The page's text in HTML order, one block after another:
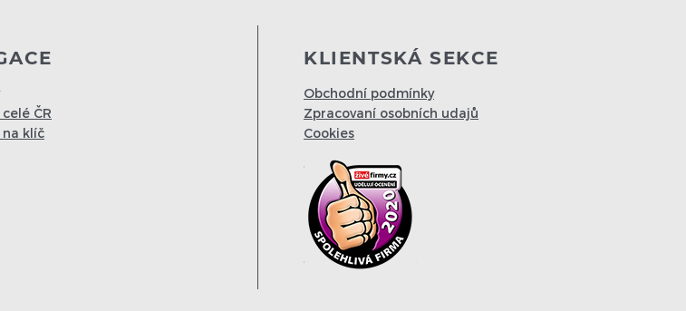
ČR
na klíč
KLIENTSKÁ SEKCE
Obchodní podmínky
Zpracovaní osobních udajů
Cookies